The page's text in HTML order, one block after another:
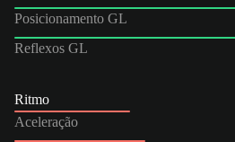
Posicionamento GL
Reflexos GL
Ritmo
Aceleração